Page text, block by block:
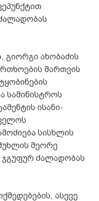
გიორგი ახობაძის
მართვის
სამინისტროს
ისანი-
სისხლის
მეორე
ჯგუფურ ძალადობას
ასევე